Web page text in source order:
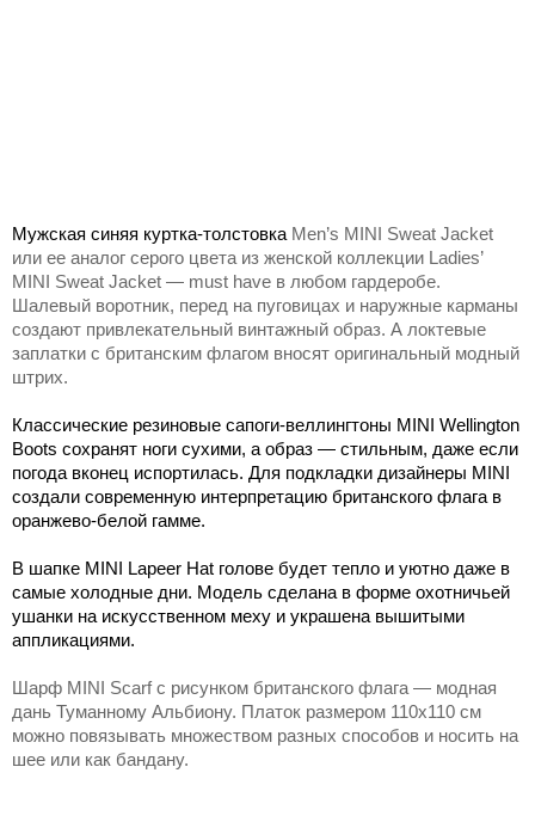
Мужская синяя куртка-толстовка Men’s MINI Sweat Jacket
или ее аналог серого цвета из женской коллекции Ladies’
MINI Sweat Jacket — must have в любом гардеробе.
Шалевый воротник, перед на пуговицах и наружные карманы
создают привлекательный винтажный образ. А локтевые
заплатки с британским флагом вносят оригинальный модный
штрих.
Классические резиновые сапоги-веллингтоны MINI Wellington
Boots сохранят ноги сухими, а образ — стильным, даже если
погода вконец испортилась. Для подкладки дизайнеры MINI
создали современную интерпретацию британского флага в
оранжево-белой гамме.
В шапке MINI Lapeer Hat голове будет тепло и уютно даже в
самые холодные дни. Модель сделана в форме охотничьей
ушанки на искусственном меху и украшена вышитыми
аппликациями.
Шарф MINI Scarf с рисунком британского флага — модная
дань Туманному Альбиону. Платок размером 110x110 см
можно повязывать множеством разных способов и носить на
шее или как бандану.